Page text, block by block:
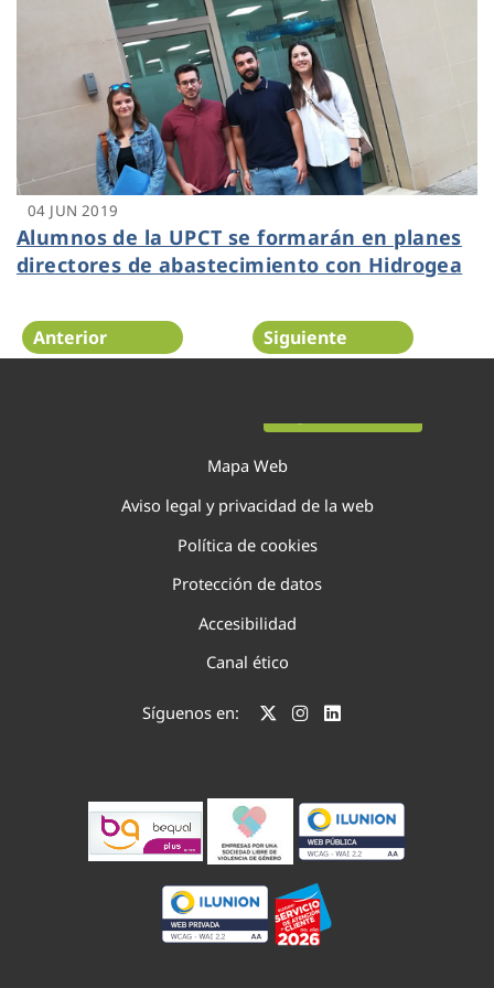
04 JUN 2019
Alumnos de la UPCT se formarán en planes
directores de abastecimiento con Hidrogea
Anterior Siguiente
Mapa Web
Aviso legal y privacidad de la web
Política de cookies
Protección de datos
Accesibilidad
Canal ético
Síguenos en: